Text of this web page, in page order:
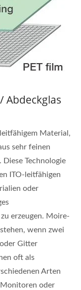
Abdeckglas
Material,
sehr feinen
Technologie
ITO-leitfähigen
oder
erzeugen. Moire-
wenn zwei
Gitter
oft als
Arten
oder